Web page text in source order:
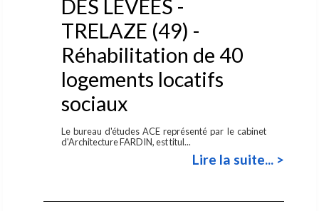
DES LEVEES -
TRELAZE (49) -
Réhabilitation de 40
logements locatifs
sociaux
Le bureau d'études ACE représenté par le cabinet
d'Architecture FARDIN, est titul...
Lire la suite... >